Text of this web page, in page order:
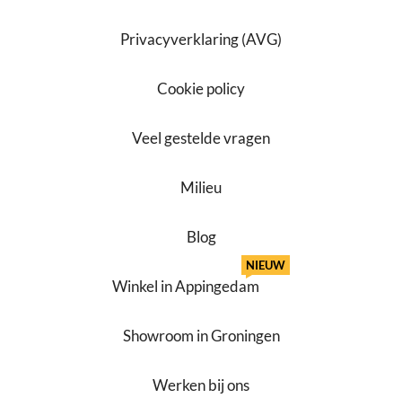
Privacyverklaring (AVG)
Cookie policy
Veel gestelde vragen
Milieu
Blog
Winkel in Appingedam
NIEUW
Showroom in Groningen
Werken bij ons